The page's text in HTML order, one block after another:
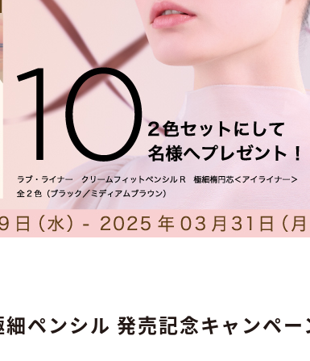
ペンシル 発売記念キャンペ